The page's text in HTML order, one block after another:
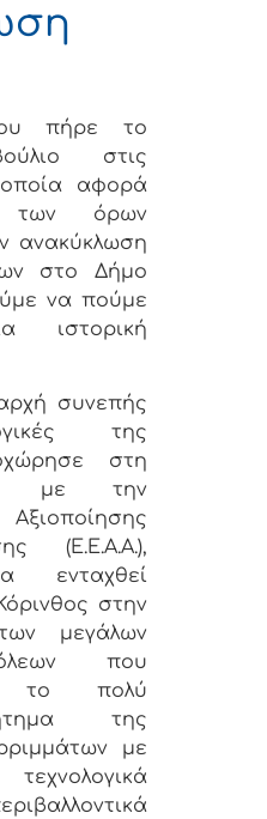
πήρε το
στις
αφορά
των όρων
ανακύκλωση
στο Δήμο
να πούμε
ιστορική
συνεπής
της
στη
με την
Αξιοποίησης
(Ε.Ε.Α.Α.),
ενταχθεί
στην
μεγάλων
που
το πολύ
της
με